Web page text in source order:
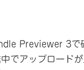
Previewer 3で
でアップロード